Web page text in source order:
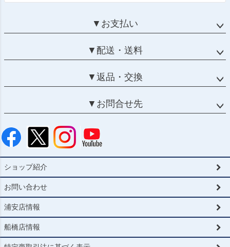
▼お支払い
▼配送・送料
▼返品・交換
▼お問合せ先
ショップ紹介
お問い合わせ
浦安店情報
船橋店情報